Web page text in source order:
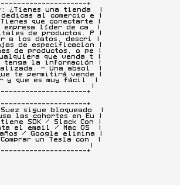
+
¿Tienes una tienda  |
al comercio e |
que conectarte |
líder de ca  |
de productos. P |
a los datos, descri |
de especificacion |
de productos, o pe |
que venda t |
tenga la información |
— Una absol  |
te permitirá vende |
y que es muy fácil  |
|
+
+
sigue bloqueado  |
las cohortes en Eu |
SDK / Slack Con |
el email / Mac OS  |
años / Google elimina |
un Tesla con  |
|
+